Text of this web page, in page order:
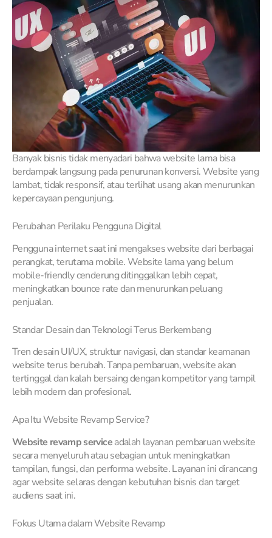
Banyak bisnis tidak menyadari bahwa website lama bisa
berdampak langsung pada penurunan konversi. Website yang
lambat, tidak responsif, atau terlihat usang akan menurunkan
kepercayaan pengunjung.
Perubahan Perilaku Pengguna Digital
Pengguna internet saat ini mengakses website dari berbagai
perangkat, terutama mobile. Website lama yang belum
mobile-friendly cenderung ditinggalkan lebih cepat,
meningkatkan bounce rate dan menurunkan peluang
penjualan.
Standar Desain dan Teknologi Terus Berkembang
Tren desain UI/UX, struktur navigasi, dan standar keamanan
website terus berubah. Tanpa pembaruan, website akan
tertinggal dan kalah bersaing dengan kompetitor yang tampil
lebih modern dan profesional.
Apa Itu Website Revamp Service?
Website revamp serviceadalah layanan pembaruan website
secara menyeluruh atau sebagian untuk meningkatkan
tampilan, fungsi, dan performa website. Layanan ini dirancang
agar website selaras dengan kebutuhan bisnis dan target
audiens saat ini.
Fokus Utama dalam Website Revamp